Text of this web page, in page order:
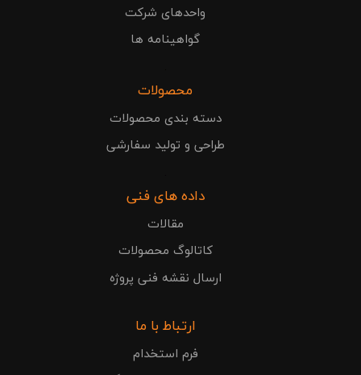
واحدهای شرکت
گواهینامه ها
محصولات
دسته بندی محصولات
طراحی و تولید سفارشی
داده های فنی
مقالات
کاتالوگ محصولات
ارسال نقشه فنی پروژه
ارتباط با ما
فرم استخدام